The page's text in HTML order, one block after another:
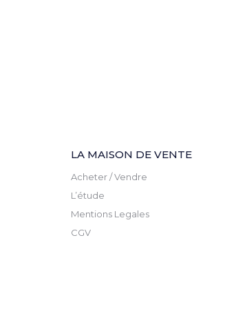
LA MAISON DE VENTE
Acheter / Vendre
L’étude
Mentions Legales
CGV